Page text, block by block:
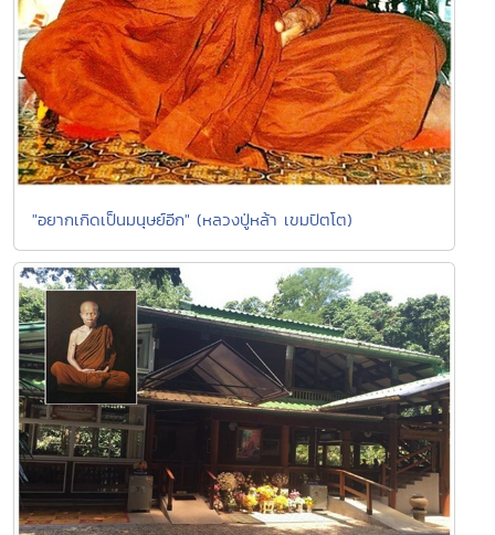
"อยากเกิดเป็นมนุษย์อีก" (หลวงปู่หล้า เขมปัตโต)